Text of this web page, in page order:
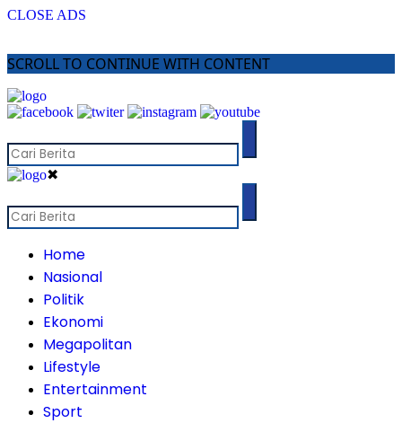
CLOSE ADS
SCROLL TO CONTINUE WITH CONTENT
✖
Home
Nasional
Politik
Ekonomi
Megapolitan
Lifestyle
Entertainment
Sport